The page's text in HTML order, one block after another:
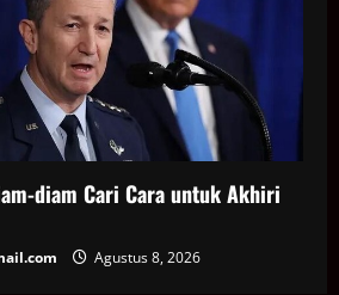
diam Cari Cara untuk Akhiri
Agustus 8, 2026